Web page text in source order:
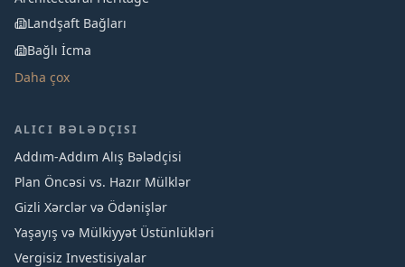
Landşaft Bağları
Bağlı İcma
Daha çox
ALICI BƏLƏDÇISI
Addım-Addım Alış Bələdçisi
Plan Öncəsi vs. Hazır Mülklər
Gizli Xərclər və Ödənişlər
Yaşayış və Mülkiyyət Üstünlükləri
Vergisiz Investisiyalar